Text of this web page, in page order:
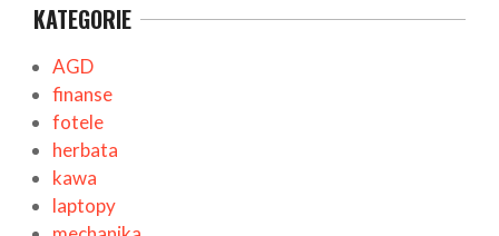
KATEGORIE
AGD
finanse
fotele
herbata
kawa
laptopy